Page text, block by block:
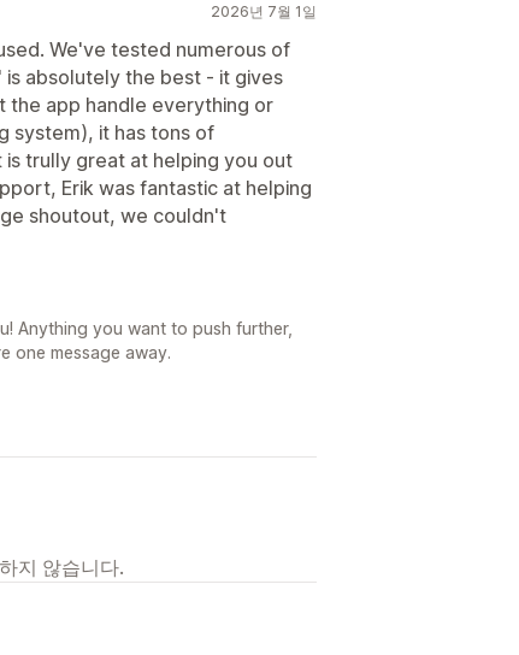
2026년 7월 1일
We've tested numerous of
is absolutely the best - it gives
app handle everything or
system), it has tons of
is trully great at helping you out
Erik was fantastic at helping
shoutout, we couldn't
Anything you want to push further,
one message away.
지 않습니다.